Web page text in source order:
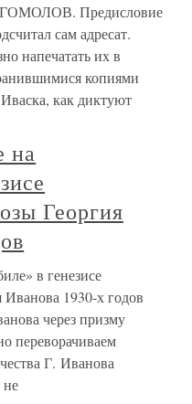
Предисловие
сам адресат.
напечатать их в
копиями
как диктуют
на
Георгия
в генезисе
1930-х годов
через призму
переворачиваем
Г. Иванова
не